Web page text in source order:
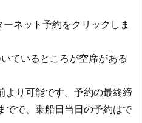
ネット予約をクリックしま
ているところが空席がある
より可能です。予約の最終締
でで、乗船日当日の予約はで